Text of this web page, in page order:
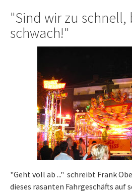
"Sind wir zu schnell,
schwach!"
"Geht voll ab ..." schreibt Frank
dieses rasanten Fahrgeschäfts auf